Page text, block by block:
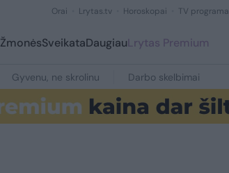
Orai Lrytas.tv Horoskopai TV programa
ŽmonėsSveikataDaugiauLrytas Premium
Gyvenu, ne skrolinu Darbo skelbimai